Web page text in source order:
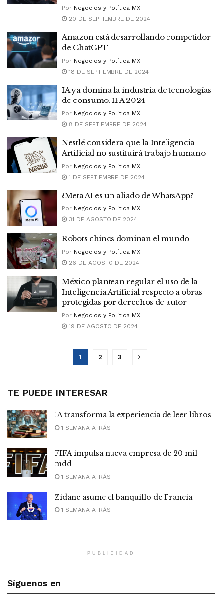
Por Negocios y Política MX
20 DE SEPTIEMBRE DE 2024
Amazon está desarrollando competidor
de ChatGPT
Por Negocios y Política MX
18 DE SEPTIEMBRE DE 2024
IA ya domina la industria de tecnologías
de consumo: IFA 2024
Por Negocios y Política MX
8 DE SEPTIEMBRE DE 2024
Nestlé considera que la Inteligencia
Artificial no sustituirá trabajo humano
Por Negocios y Política MX
1 DE SEPTIEMBRE DE 2024
¿Meta AI es un aliado de WhatsApp?
Por Negocios y Política MX
31 DE AGOSTO DE 2024
Robots chinos dominan el mundo
Por Negocios y Política MX
26 DE AGOSTO DE 2024
México plantean regular el uso de la
Inteligencia Artificial respecto a obras
protegidas por derechos de autor
Por Negocios y Política MX
19 DE AGOSTO DE 2024
1 2 3
TE PUEDE INTERESAR
IA transforma la experiencia de leer libros
1 SEMANA ATRÁS
FIFA impulsa nueva empresa de 20 mil
mdd
1 SEMANA ATRÁS
Zidane asume el banquillo de Francia
1 SEMANA ATRÁS
PUBLICIDAD
Síguenos en